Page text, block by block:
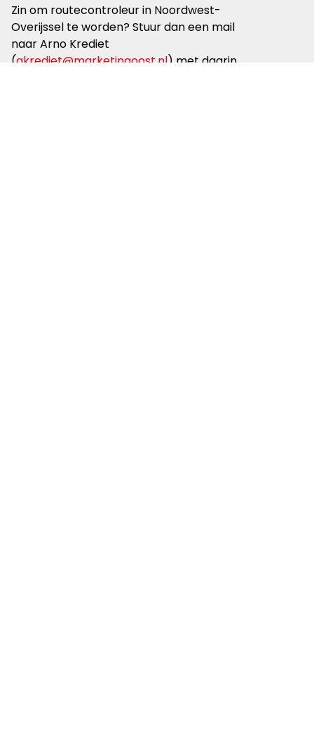
Zin om routecontroleur in Noordwest-
Overijssel te worden? Stuur dan een mail
naar Arno Krediet
(akrediet@marketingoost.nl) met daarin